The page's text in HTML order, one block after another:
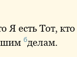
Я есть Тот, кто
бделам.